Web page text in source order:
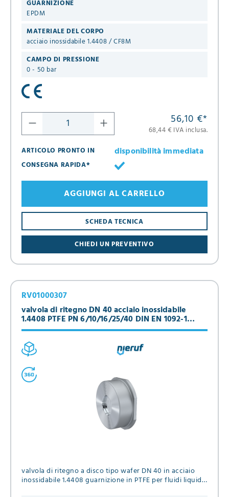
GUARNIZIONE
EPDM
MATERIALE DEL CORPO
acciaio inossidabile 1.4408 / CF8M
CAMPO DI PRESSIONE
0 - 50 bar
56,10 €*
68,44 € IVA inclusa.
ARTICOLO PRONTO IN
disponibilità immediata
CONSEGNA RAPIDA*
CHIEDI UN PREVENTIVO
SCHEDA TECNICA
AGGIUNGI AL CARRELLO
valvola di ritegno DN 40 acciaio inossidabile
1.4408 PTFE PN 6/10/16/25/40 DIN EN 1092-1
Forma B
RV01000307
valvola di ritegno a disco tipo wafer DN 40 in acciaio
inossidabile 1.4408 guarnizione in PTFE per fluidi liquidi